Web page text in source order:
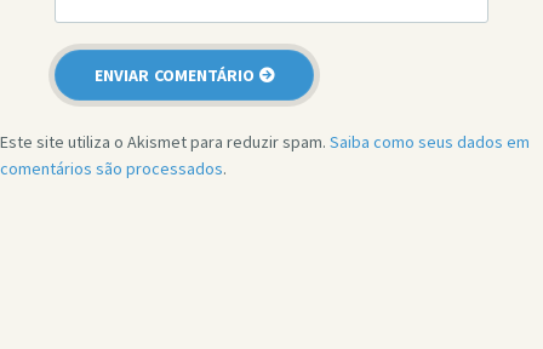
Este site utiliza o Akismet para reduzir spam. Saiba como seus dados em
comentários são processados.